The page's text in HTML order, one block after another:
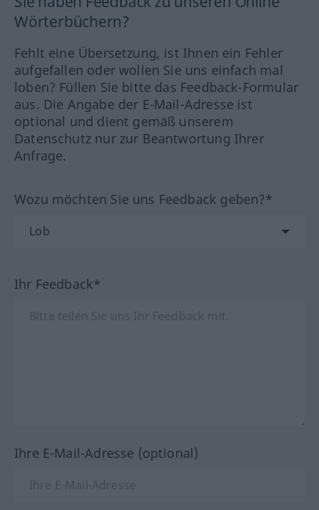
Wörterbüchern?
Fehlt eine Übersetzung, ist Ihnen ein Fehler
aufgefallen oder wollen Sie uns einfach mal
loben? Füllen Sie bitte das Feedback-Formular
aus. Die Angabe der E-Mail-Adresse ist
optional und dient gemäß unserem
Datenschutz nur zur Beantwortung Ihrer
Anfrage.
Wozu möchten Sie uns Feedback geben?*
Ihr Feedback*
Ihre E-Mail-Adresse (optional)